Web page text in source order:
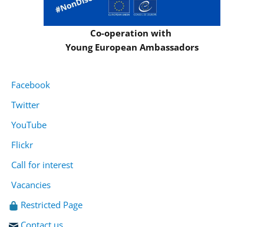
Co-operation with
Young European Ambassadors
Facebook
Twitter
YouTube
Flickr
Call for interest
Vacancies
Restricted Page
Contact us